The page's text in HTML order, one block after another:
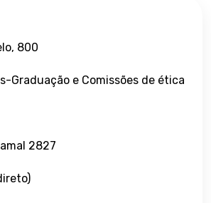
800
Graduação e Comissões de ética
2827